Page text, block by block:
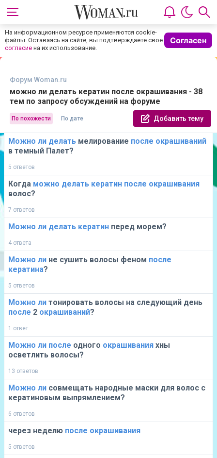
На информационном ресурсе применяются cookie-
файлы. Оставаясь на сайте, вы подтверждаете свое
согласие на их использование.
Согласен
Форум Woman.ru
можно ли делать кератин после окрашивания - 38
тем по запросу обсуждений на форуме
По похожести По дате Добавить тему
Можно ли делать мелирование после окрашиваний
в темный Палет?
5 ответов
Когда можно делать кератин после окрашивания
волос?
7 ответов
Можно ли делать кератин перед морем?
4 ответа
Можно ли не сушить волосы феном после
кератина?
5 ответов
Можно ли тонировать волосы на следующий день
после 2 окрашиваний?
1 ответ
Можно ли после одного окрашивания хны
осветлить волосы?
13 ответов
Можно ли совмещать народные маски для волос с
кератиновым выпрямлением?
6 ответов
через неделю после окрашивания
5 ответов